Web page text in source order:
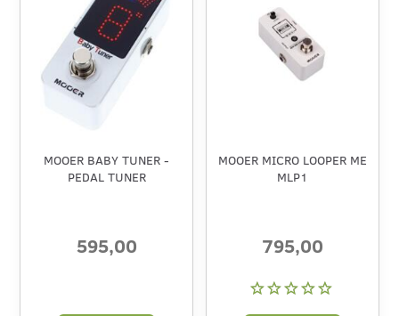
MOOER BABY TUNER -
PEDAL TUNER
595,00
MOOER MICRO LOOPER ME
MLP1
795,00